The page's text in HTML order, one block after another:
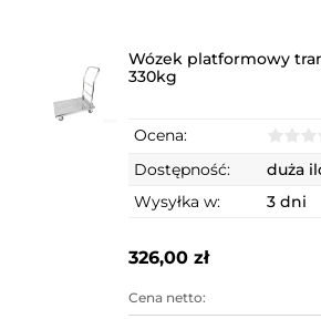
Wózek platformowy
330kg
Ocena:
Dostępność:
duża
Wysyłka w:
3 dni
326,00 zł
Cena netto: